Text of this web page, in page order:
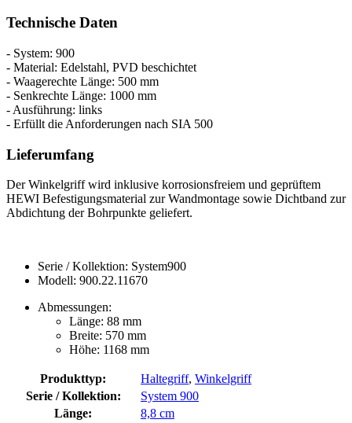
Technische Daten
- System: 900
- Material: Edelstahl, PVD beschichtet
- Waagerechte Länge: 500 mm
- Senkrechte Länge: 1000 mm
- Ausführung: links
- Erfüllt die Anforderungen nach SIA 500
Lieferumfang
Der Winkelgriff wird inklusive korrosionsfreiem und geprüftem
HEWI Befestigungsmaterial zur Wandmontage sowie Dichtband zur
Abdichtung der Bohrpunkte geliefert.
Serie / Kollektion: System900
Modell: 900.22.11670
Abmessungen:
Länge: 88 mm
Breite: 570 mm
Höhe: 1168 mm
Produkttyp: Haltegriff, Winkelgriff
Serie / Kollektion:
System 900
Länge:
8,8 cm